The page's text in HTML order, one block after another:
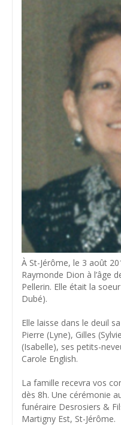
À St-Jérôme, le 3 août
Raymonde Dion à l’âge
Pellerin. Elle était la
Dubé).
Elle laisse dans le deuil
Pierre (Lyne), Gilles
(Isabelle), ses petits-
Carole English.
La famille recevra vos
dès 8h. Une cérémonie
funéraire Desrosiers &
Martigny Est, St-Jérôme.